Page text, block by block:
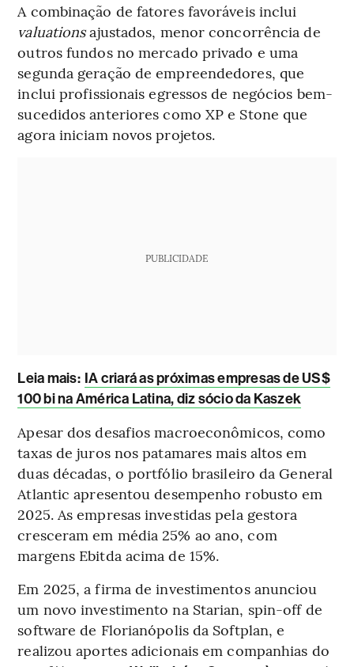
A combinação de fatores favoráveis inclui
valuationsajustados, menor concorrência de
outros fundos no mercado privado e uma
segunda geração de empreendedores, que
inclui profissionais egressos de negócios bem-
sucedidos anteriores como XP e Stone que
agora iniciam novos projetos.
PUBLICIDADE
Leia mais: IA criará as próximas empresas de US$
100 bi na América Latina, diz sócio da Kaszek
Apesar dos desafios macroeconômicos, como
taxas de juros nos patamares mais altos em
duas décadas, o portfólio brasileiro da General
Atlantic apresentou desempenho robusto em
2025. As empresas investidas pela gestora
cresceram em média 25% ao ano, com
margens Ebitda acima de 15%.
Em 2025, a firma de investimentos anunciou
um novo investimento na Starian, spin-off de
software de Florianópolis da Softplan, e
realizou aportes adicionais em companhias do